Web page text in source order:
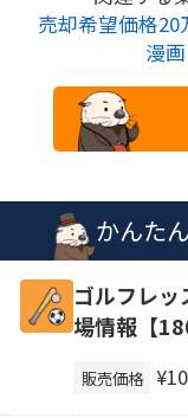
売却希望価格20
漫画
かんた
ゴルフレ
場情報【
販売価格